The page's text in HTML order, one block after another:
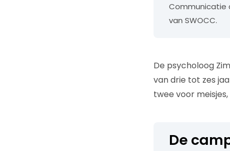
Communicatie
van SWOCC.
De psycholoog
van drie tot zes
twee voor
De